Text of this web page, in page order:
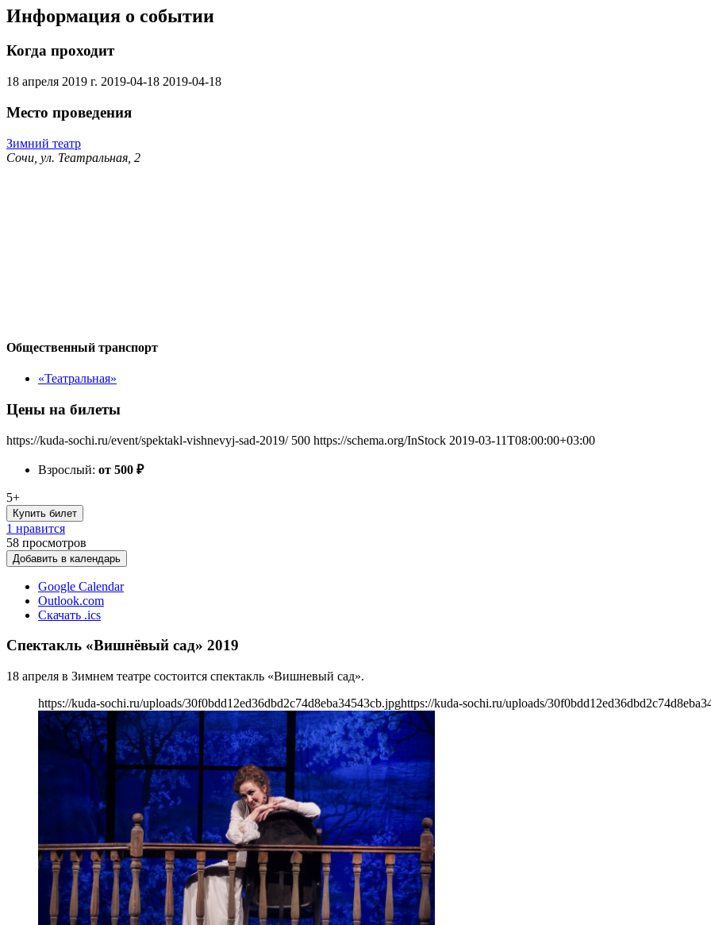
Информация о событии
Когда проходит
18 апреля 2019 г. 2019-04-18 2019-04-18
Место проведения
Зимний театр
Сочи, ул. Театральная, 2
Общественный транспорт
«Театральная»
Цены на билеты
https://kuda-sochi.ru/event/spektakl-vishnevyj-sad-2019/ 500 https://schema.org/InStock 2019-03-11T08:00:00+03:00
Взрослый: от 500 ₽
5+
Купить билет
1 нравится
58 просмотров
Добавить в календарь
Google Calendar
Outlook.com
Скачать .ics
Спектакль «Вишнёвый сад» 2019
18 апреля в Зимнем театре состоится спектакль «Вишневый сад».
https://kuda-sochi.ru/uploads/30f0bdd12ed36dbd2c74d8eba34543cb.jpghttps://kuda-sochi.ru/uploads/